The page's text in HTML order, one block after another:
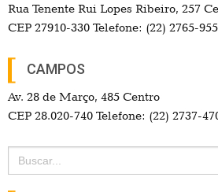
Rua Tenente Rui Lopes Ribeiro, 257
CEP 27910-330 Telefone: (22) 2765-
CAMPOS
Av. 28 de Março, 485 Centro
CEP 28.020-740 Telefone: (22) 2737-
Search
for: